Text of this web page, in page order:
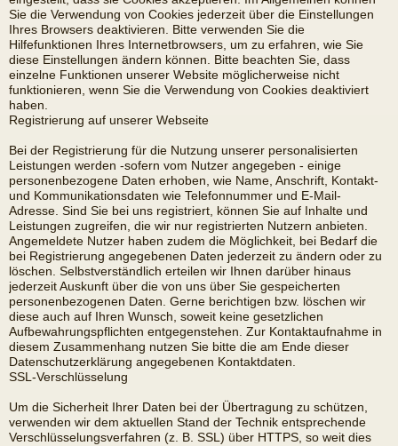
Sie die Verwendung von Cookies jederzeit über die Einstellungen
Ihres Browsers deaktivieren. Bitte verwenden Sie die
Hilfefunktionen Ihres Internetbrowsers, um zu erfahren, wie Sie
diese Einstellungen ändern können. Bitte beachten Sie, dass
einzelne Funktionen unserer Website möglicherweise nicht
funktionieren, wenn Sie die Verwendung von Cookies deaktiviert
haben.
Registrierung auf unserer Webseite
Bei der Registrierung für die Nutzung unserer personalisierten
Leistungen werden -sofern vom Nutzer angegeben - einige
personenbezogene Daten erhoben, wie Name, Anschrift, Kontakt-
und Kommunikationsdaten wie Telefonnummer und E-Mail-
Adresse. Sind Sie bei uns registriert, können Sie auf Inhalte und
Leistungen zugreifen, die wir nur registrierten Nutzern anbieten.
Angemeldete Nutzer haben zudem die Möglichkeit, bei Bedarf die
bei Registrierung angegebenen Daten jederzeit zu ändern oder zu
löschen. Selbstverständlich erteilen wir Ihnen darüber hinaus
jederzeit Auskunft über die von uns über Sie gespeicherten
personenbezogenen Daten. Gerne berichtigen bzw. löschen wir
diese auch auf Ihren Wunsch, soweit keine gesetzlichen
Aufbewahrungspflichten entgegenstehen. Zur Kontaktaufnahme in
diesem Zusammenhang nutzen Sie bitte die am Ende dieser
Datenschutzerklärung angegebenen Kontaktdaten.
SSL-Verschlüsselung
Um die Sicherheit Ihrer Daten bei der Übertragung zu schützen,
verwenden wir dem aktuellen Stand der Technik entsprechende
Verschlüsselungsverfahren (z. B. SSL) über HTTPS, so weit dies